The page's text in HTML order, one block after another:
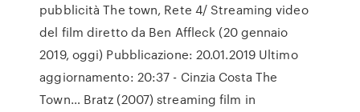
pubblicità The town, Rete 4/ Streaming video
del film diretto da Ben Affleck (20 gennaio
2019, oggi) Pubblicazione: 20.01.2019 Ultimo
aggiornamento: 20:37 - Cinzia Costa The
Town… Bratz (2007) streaming film in